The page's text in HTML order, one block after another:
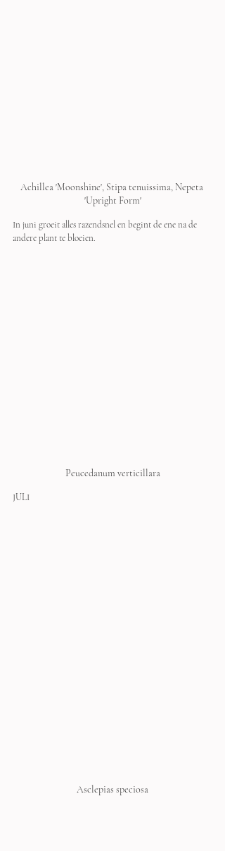
Achillea 'Moonshine', Stipa tenuissima, Nepeta
'Upright Form'
In juni groeit alles razendsnel en begint de ene na de
andere plant te bloeien.
Peucedanum verticillara
JULI
Asclepias speciosa